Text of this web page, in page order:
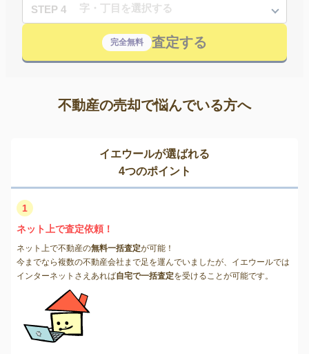
STEP 4
完全無料 査定する
不動産の売却で悩んでいる方へ
イエウールが選ばれる
4つのポイント
1
ネット上で査定依頼！
ネット上で不動産の無料一括査定が可能！
今までなら複数の不動産会社まで足を運んでいましたが、イエウールでは
インターネットさえあれば自宅で一括査定を受けることが可能です。